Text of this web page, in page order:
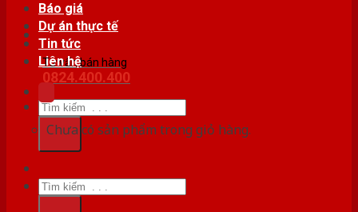
Tư vấn bán hàng
0824.400.400
Tìm
kiếm:
Báo giá
Dự án thực tế
Tin tức
Liên hệ
Chưa có sản phẩm trong giỏ hàng.
Tìm
kiếm: